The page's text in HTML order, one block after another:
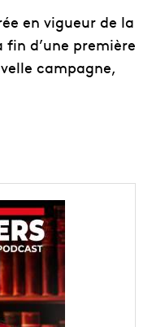
en vigueur de la
d’une première
campagne,